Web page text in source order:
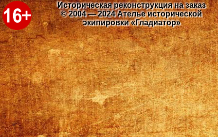
Историческая реконструкция на заказ
© 2004 — 2024 Ателье исторической
экипировки «Гладиатор»